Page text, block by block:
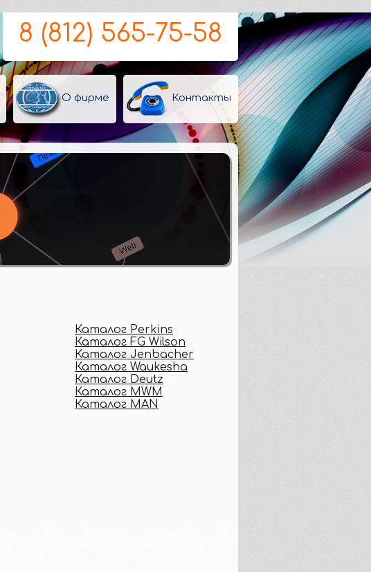
8 (812) 565-75-58
О фирме Контакты
Каталог Perkins
Каталог FG Wilson
Каталог Jenbacher
Каталог Waukesha
Каталог Deutz
Каталог MWM
Каталог MAN